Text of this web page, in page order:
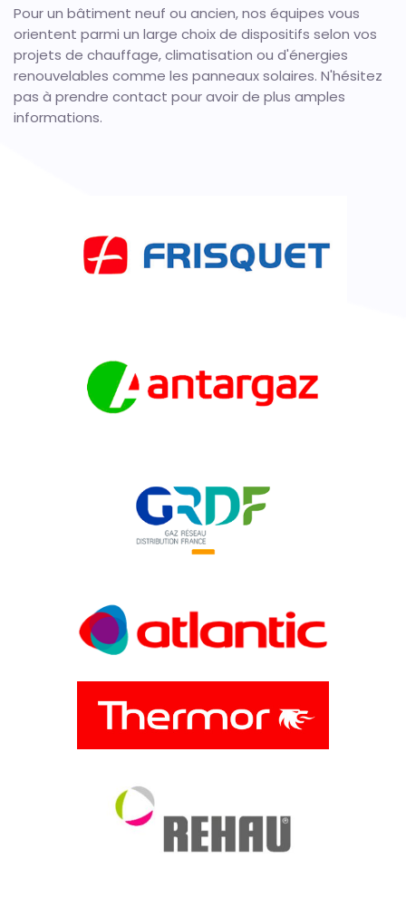
Pour un bâtiment neuf ou ancien, nos équipes vous
orientent parmi un large choix de dispositifs selon vos
projets de chauffage, climatisation ou d'énergies
renouvelables comme les panneaux solaires. N'hésitez
pas à prendre contact pour avoir de plus amples
informations.